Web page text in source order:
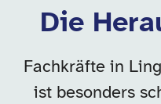
Die
Fachkräfte in
ist besonders